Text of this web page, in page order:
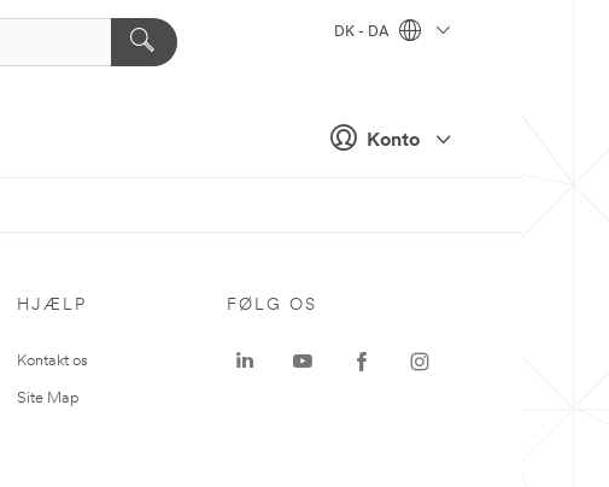
Konto
DK - DA
HJÆLP
Kontakt os
Site Map
FØLG OS